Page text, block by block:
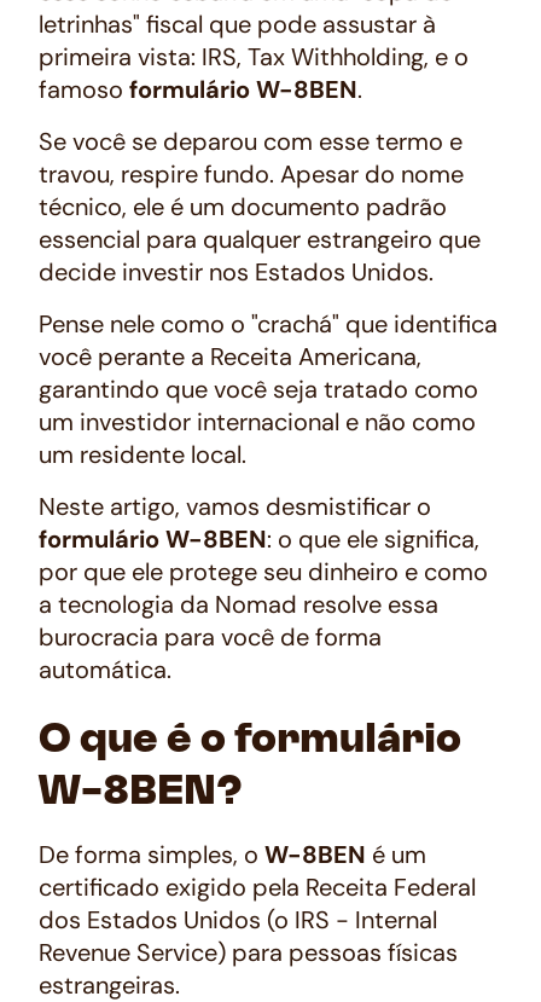
letrinhas" fiscal que pode assustar à
primeira vista: IRS, Tax Withholding, e o
famoso formulário W-8BEN.
Se você se deparou com esse termo e
travou, respire fundo. Apesar do nome
técnico, ele é um documento padrão
essencial para qualquer estrangeiro que
decide investir nos Estados Unidos.
Pense nele como o "crachá" que identifica
você perante a Receita Americana,
garantindo que você seja tratado como
um investidor internacional e não como
um residente local.
Neste artigo, vamos desmistificar o
formulário W-8BEN: o que ele significa,
por que ele protege seu dinheiro e como
a tecnologia da Nomad resolve essa
burocracia para você de forma
automática.
O que é o formulário
W-8BEN?
De forma simples, o W-8BEN é um
certificado exigido pela Receita Federal
dos Estados Unidos (o IRS - Internal
Revenue Service) para pessoas físicas
estrangeiras.